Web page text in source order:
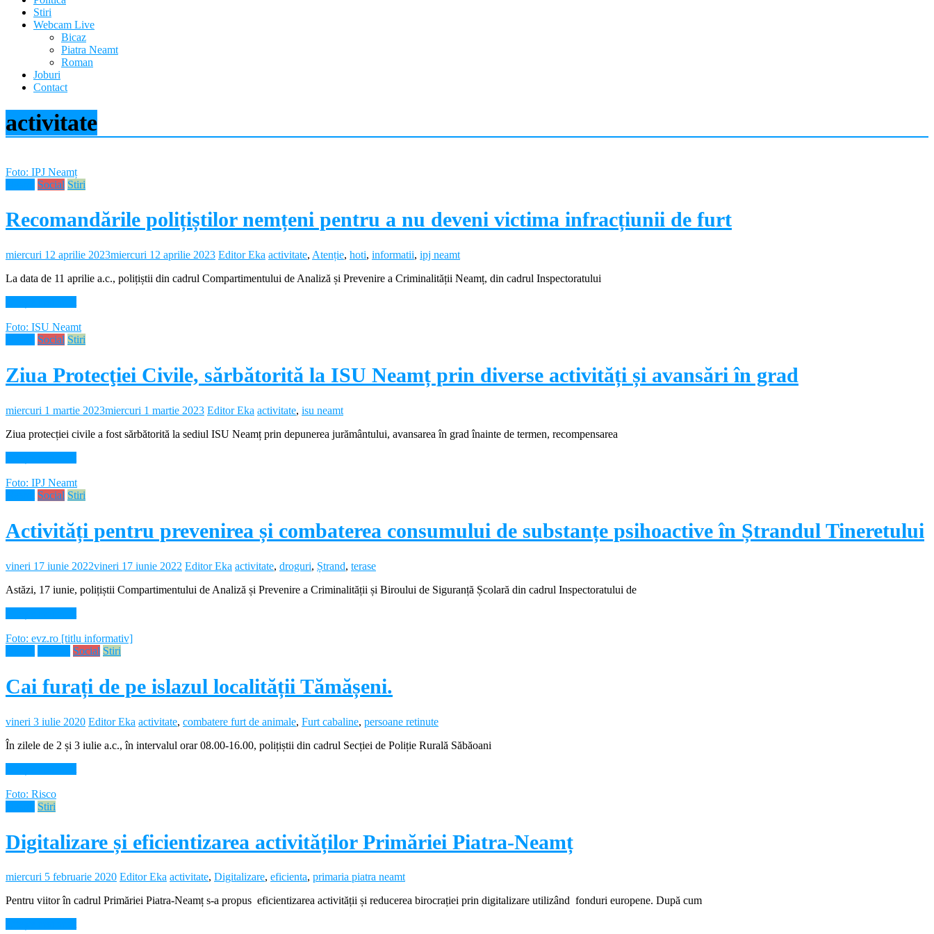
din
județul
Neamț
Știri
județul
Neamț.
Piatra
Neamț,
Roznov,
Girov
Stiri
Webcam Live
Bicaz
Piatra Neamt
Roman
Joburi
Contact
activitate
Foto: IPJ Neamț
Social Stiri
Recomandările polițiștilor nemțeni pentru a nu deveni victima infracțiunii de furt
miercuri 12 aprilie 2023miercuri 12 aprilie 2023 Editor Eka activitate, Atenție, hoti, informatii, ipj neamt
La data de 11 aprilie a.c., polițiștii din cadrul Compartimentului de Analiză și Prevenire a Criminalității Neamț, din cadrul Inspectoratului
Foto: ISU Neamt
Social Stiri
Ziua Protecţiei Civile, sărbătorită la ISU Neamț prin diverse activități și avansări în grad
miercuri 1 martie 2023miercuri 1 martie 2023 Editor Eka activitate, isu neamt
Ziua protecției civile a fost sărbătorită la sediul ISU Neamț prin depunerea jurământului, avansarea în grad înainte de termen, recompensarea
Foto: IPJ Neamt
Social Stiri
Activități pentru prevenirea și combaterea consumului de substanțe psihoactive în Ștrandul Tineretului
vineri 17 iunie 2022vineri 17 iunie 2022 Editor Eka activitate, droguri, Ștrand, terase
Astăzi, 17 iunie, polițiștii Compartimentului de Analiză și Prevenire a Criminalității și Biroului de Siguranță Școlară din cadrul Inspectoratului de
Foto: evz.ro [titlu informativ]
Social Stiri
Cai furați de pe islazul localității Tămășeni.
vineri 3 iulie 2020 Editor Eka activitate, combatere furt de animale, Furt cabaline, persoane retinute
În zilele de 2 și 3 iulie a.c., în intervalul orar 08.00-16.00, polițiștii din cadrul Secției de Poliție Rurală Săbăoani
Foto: Risco
Stiri
Digitalizare și eficientizarea activităților Primăriei Piatra-Neamț
miercuri 5 februarie 2020 Editor Eka activitate, Digitalizare, eficienta, primaria piatra neamt
Pentru viitor în cadrul Primăriei Piatra-Neamț s-a propus eficientizarea activității și reducerea birocrației prin digitalizare utilizând fonduri europene. După cum